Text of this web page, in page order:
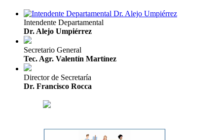
Intendente Departamental
Dr. Alejo Umpiérrez
Secretario General
Tec. Agr. Valentín Martínez
Director de Secretaría
Dr. Francisco Rocca